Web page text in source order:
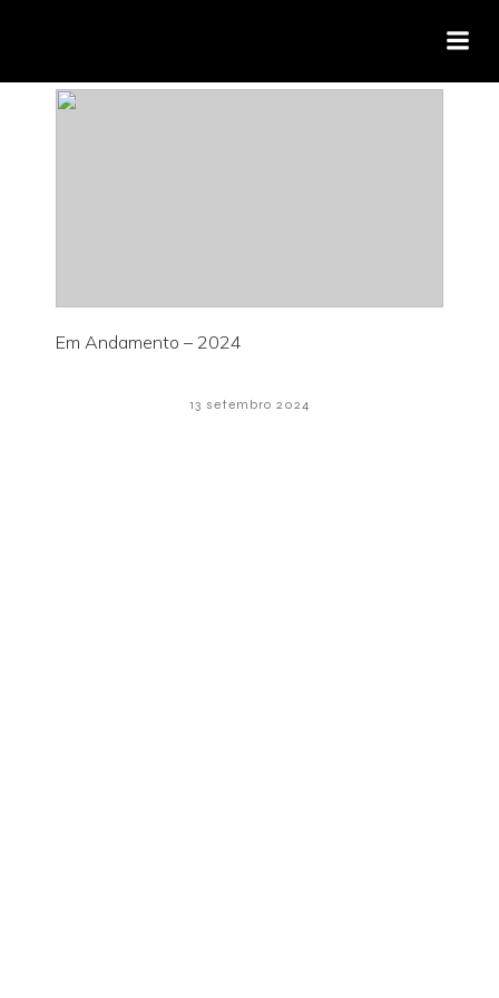
Em Andamento – 2024
13 setembro 2024